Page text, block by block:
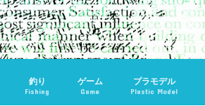
釣り
Fishing
ゲーム
Game
プラモデル
Plastic Model